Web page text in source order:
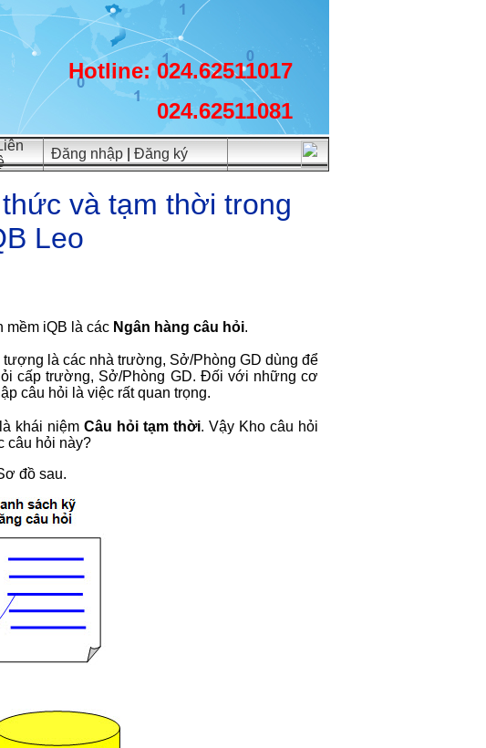
Hotline: 024.62511017
024.62511081
Đăng nhập Đăng ký
và tạm thời trong
Leo
mềm iQB là các Ngân hàng câu hỏi.
là các nhà trường, Sở/Phòng GD dùng để
cấp trường, Sở/Phòng GD. Đối với những cơ
câu hỏi là việc rất quan trọng.
khái niệm Câu hỏi tạm thời. Vậy Kho câu hỏi
câu hỏi này?
đồ sau.